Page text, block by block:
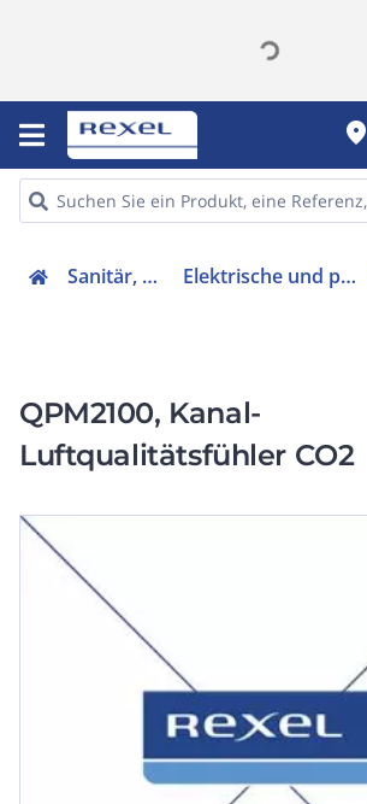
place
Sanitär, Heizung, Klima Elektrische und pneumatische Sensoren
QPM2100, Kanal-
Luftqualitätsfühler CO2